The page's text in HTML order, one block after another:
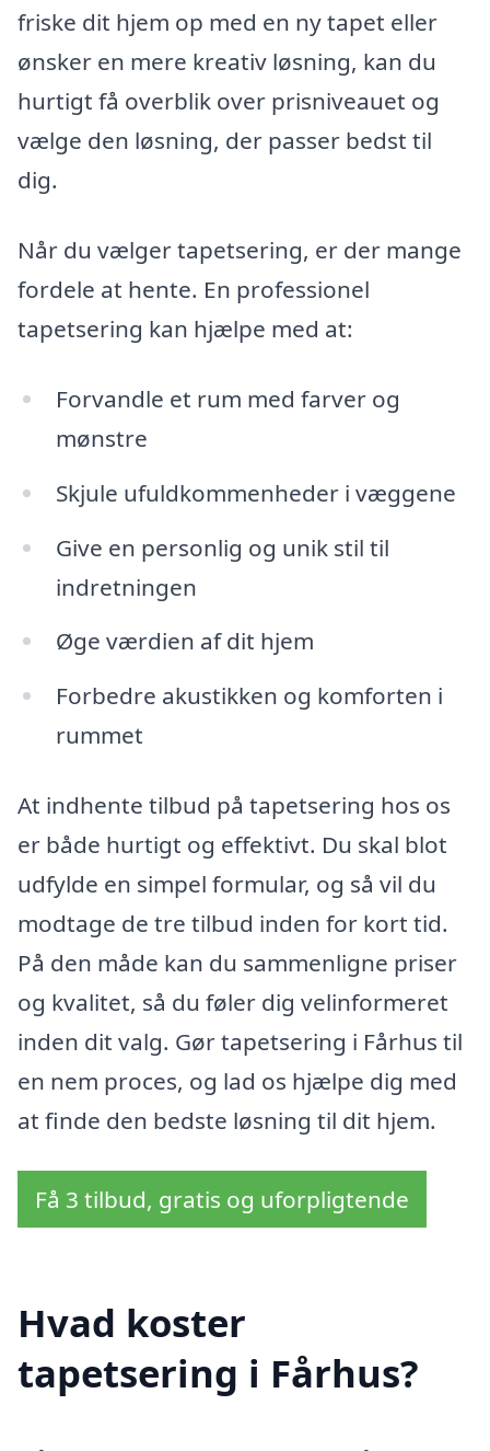
friske dit hjem op med en ny tapet eller
ønsker en mere kreativ løsning, kan du
hurtigt få overblik over prisniveauet og
vælge den løsning, der passer bedst til
dig.
Når du vælger tapetsering, er der mange
fordele at hente. En professionel
tapetsering kan hjælpe med at:
Forvandle et rum med farver og
mønstre
Skjule ufuldkommenheder i væggene
Give en personlig og unik stil til
indretningen
Øge værdien af dit hjem
Forbedre akustikken og komforten i
rummet
At indhente tilbud på tapetsering hos os
er både hurtigt og effektivt. Du skal blot
udfylde en simpel formular, og så vil du
modtage de tre tilbud inden for kort tid.
På den måde kan du sammenligne priser
og kvalitet, så du føler dig velinformeret
inden dit valg. Gør tapetsering i Fårhus til
en nem proces, og lad os hjælpe dig med
at finde den bedste løsning til dit hjem.
Få 3 tilbud, gratis og uforpligtende
Hvad koster
tapetsering i Fårhus?